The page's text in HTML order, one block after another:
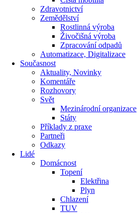
Zdravotnictví
Zemědělství
Rostlinná výroba
Živočišná výroba
Zpracování odpadů
Automatizace, Digitalizace
Současnost
Aktuality, Novinky
Komentáře
Rozhovory
Svět
Mezinárodní organizace
Státy
Příklady z praxe
Partneři
Odkazy
Lidé
Domácnost
Topení
Elektřina
Plyn
Chlazení
TUV